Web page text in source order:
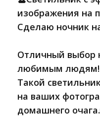
изображения на
Сделаю ночник
Отличный выбор
любимым
Такой
на ваших
домашнего